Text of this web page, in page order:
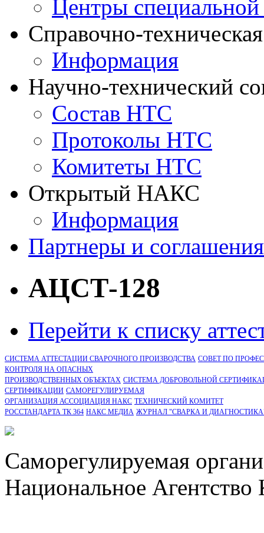
Центры
Справочно-
Информация
Научно-технический
Состав НТС
Протоколы НТС
Комитеты НТС
Открытый НАКС
Информация
Партнеры и соглашения
АЦСТ-128
Перейти к списку
СИСТЕМА АТТЕСТАЦИИ СВАРОЧНОГО ПРОИЗВОДСТВА СОВЕТ ПО
КОНТРОЛЯ НА ОПАСНЫХ
ПРОИЗВОДСТВЕННЫХ ОБЪЕКТАХ СИСТЕМА ДОБРОВОЛЬНОЙ
CЕРТИФИКАЦИИ САМОРЕГУЛИРУЕМАЯ
ОРГАНИЗАЦИЯ АССОЦИАЦИЯ НАКС ТЕХНИЧЕСКИЙ КОМИТЕТ
РОССТАНДАРТА ТК 364 НАКС МЕДИА ЖУРНАЛ "СВАРКА И
Саморегулируемая
Национальное Агентство